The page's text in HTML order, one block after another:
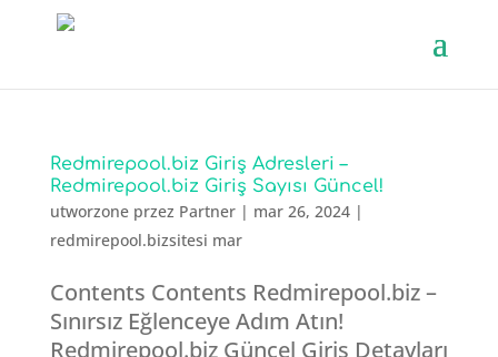
Redmirepool.biz Giriş Adresleri –
Redmirepool.biz Giriş Sayısı Güncel!
utworzone przez Partner| mar 26, 2024|
redmirepool.bizsitesi mar
Contents Contents Redmirepool.biz –
Sınırsız Eğlenceye Adım Atın!
Redmirepool.biz Güncel Giriş Detayları